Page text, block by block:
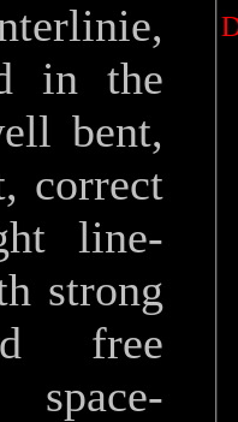
in the
bent,
correct
line-
strong
free
space-